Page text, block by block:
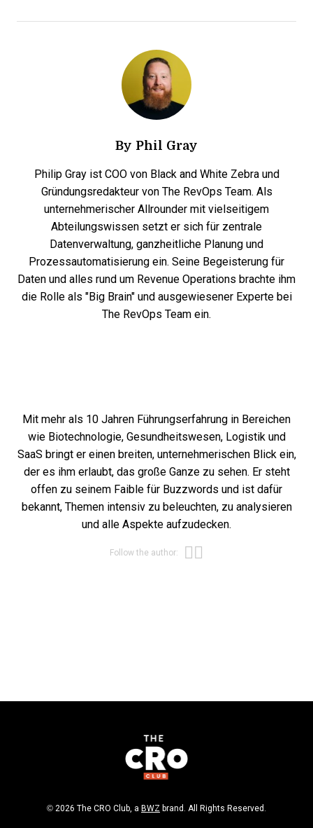
By Phil Gray
Philip Gray ist COO von Black and White Zebra und
Gründungsredakteur von The RevOps Team. Als
unternehmerischer Allrounder mit vielseitigem
Abteilungswissen setzt er sich für zentrale
Datenverwaltung, ganzheitliche Planung und
Prozessautomatisierung ein. Seine Begeisterung für
Daten und alles rund um Revenue Operations brachte ihm
die Rolle als "Big Brain" und ausgewiesener Experte bei
The RevOps Team ein.
Mit mehr als 10 Jahren Führungserfahrung in Bereichen
wie Biotechnologie, Gesundheitswesen, Logistik und
SaaS bringt er einen breiten, unternehmerischen Blick ein,
der es ihm erlaubt, das große Ganze zu sehen. Er steht
offen zu seinem Faible für Buzzwords und ist dafür
bekannt, Themen intensiv zu beleuchten, zu analysieren
und alle Aspekte aufzudecken.
Follow the author: Opens new
© 2026 The CRO Club, a BWZ Opens new window
brand. All Rights Reserved.